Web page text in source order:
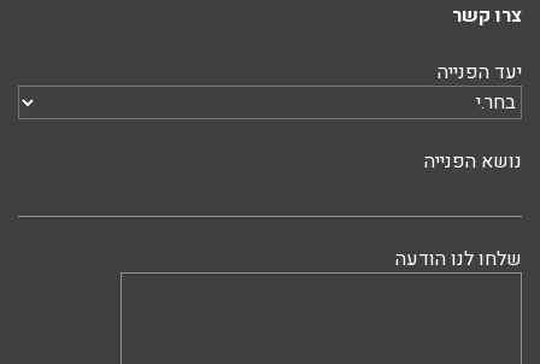
צרו קשר
יעד הפנייה
נושא הפנייה
שלחו לנו הודעה